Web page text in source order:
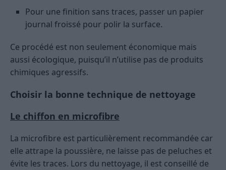
Pour une finition sans traces, passer un papier
journal froissé pour polir la surface.
Ce procédé est non seulement économique mais
aussi écologique, puisqu’il n’utilise pas de produits
chimiques agressifs.
Choisir la bonne technique de nettoyage
Le chiffon en microfibre
La microfibre est particulièrement recommandée car
elle attrape la poussière, ne laisse pas de peluches et
évite les traces. Lors du nettoyage, il est conseillé de